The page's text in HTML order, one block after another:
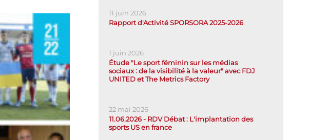
11 juin 2026
Rapport d'Activité SPORSORA 2025-2026
1 juin 2026
Étude "Le sport féminin sur les médias
sociaux : de la visibilité à la valeur" avec FDJ
UNITED et The Metrics Factory
22 mai 2026
11.06.2026 - RDV Débat : L'implantation des
sports US en france